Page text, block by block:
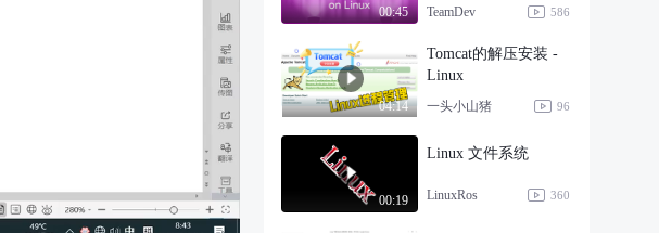
00:45 TeamDev 586
04:14
Tomcat的解压安装 -
Linux
一头小山猪 96
00:19
Linux 文件系统
LinuxRos 360